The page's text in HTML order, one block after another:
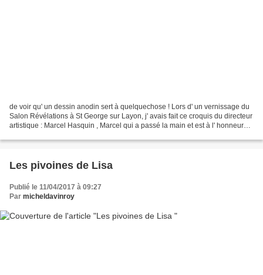
de voir qu' un dessin anodin sert à quelquechose ! Lors d' un vernissage du
Salon Révélations à St George sur Layon, j' avais fait ce croquis du directeur
artistique : Marcel Hasquin , Marcel qui a passé la main et est à l' honneur
Les pivoines de Lisa
Publié le 11/04/2017 à 09:27
Par micheldavinroy